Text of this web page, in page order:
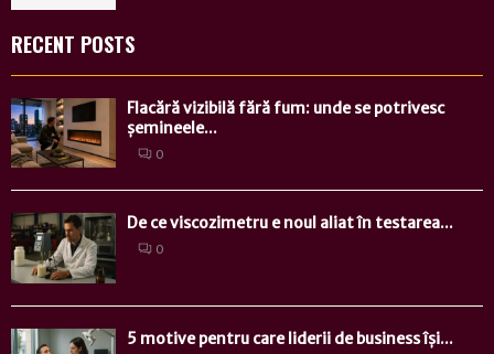
RECENT POSTS
Flacără vizibilă fără fum: unde se potrivesc
șemineele...
0
De ce viscozimetru e noul aliat în testarea...
0
5 motive pentru care liderii de business își...